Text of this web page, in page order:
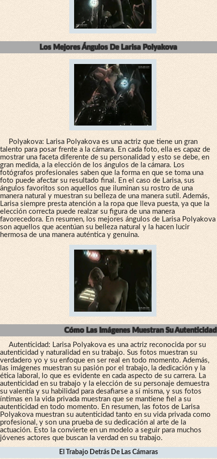
Los Mejores Ángulos De Larisa Polyakova
Polyakova: Larisa Polyakova es una actriz que tiene un gran
talento para posar frente a la cámara. En cada foto, ella es capaz de
mostrar una faceta diferente de su personalidad y esto se debe, en
gran medida, a la elección de los ángulos de la cámara. Los
fotógrafos profesionales saben que la forma en que se toma una
foto puede afectar su resultado final. En el caso de Larisa, sus
ángulos favoritos son aquellos que iluminan su rostro de una
manera natural y muestran su belleza de una manera sutil. Además,
Larisa siempre presta atención a la ropa que lleva puesta, ya que la
elección correcta puede realzar su figura de una manera
favorecedora. En resumen, los mejores ángulos de Larisa Polyakova
son aquellos que acentúan su belleza natural y la hacen lucir
hermosa de una manera auténtica y genuina.
Cómo Las Imágenes Muestran Su Autenticidad
Autenticidad: Larisa Polyakova es una actriz reconocida por su
autenticidad y naturalidad en su trabajo. Sus fotos muestran su
verdadero yo y su enfoque en ser real en todo momento. Además,
las imágenes muestran su pasión por el trabajo, la dedicación y la
ética laboral, lo que es evidente en cada aspecto de su carrera. La
autenticidad en su trabajo y la elección de su personaje demuestra
su valentía y su habilidad para desafiarse a sí misma, y sus fotos
íntimas en la vida privada muestran que se mantiene fiel a su
autenticidad en todo momento. En resumen, las fotos de Larisa
Polyakova muestran su autenticidad tanto en su vida privada como
profesional, y son una prueba de su dedicación al arte de la
actuación. Esto la convierte en un modelo a seguir para muchos
jóvenes actores que buscan la verdad en su trabajo.
El Trabajo Detrás De Las Cámaras